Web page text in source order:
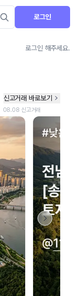
로그인
로그인 해주세요.
불러올 수 없습니다.
.